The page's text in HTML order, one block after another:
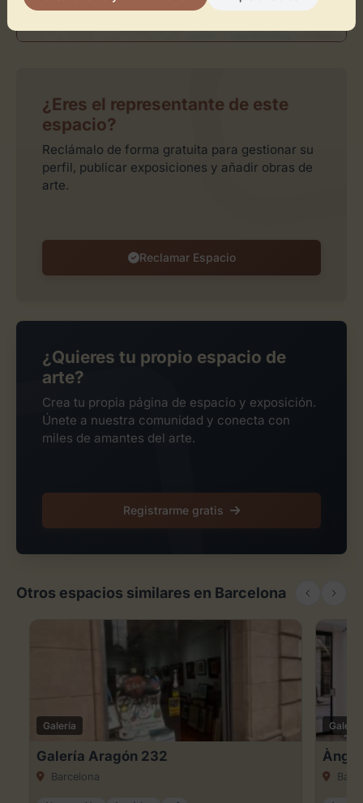
Leaflet| ©OpenStreetMapcontributors
¿Eres el representante de este
espacio?
Reclámalo de forma gratuita para gestionar su
perfil, publicar exposiciones y añadir obras de
arte.
Reclamar Espacio
¿Quieres tu propio espacio de
arte?
Crea tu propia página de espacio y exposición.
Únete a nuestra comunidad y conecta con
miles de amantes del arte.
Registrarme gratis
Otros espacios similares en Barcelona
Galería
Galería Aragón 232
Barcelona
Galería